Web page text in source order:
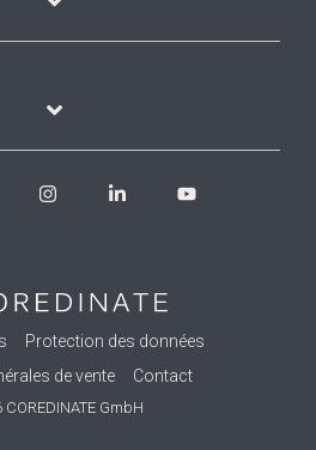
Protection des données
de vente
Contact
GmbH
InstagramLinkedin